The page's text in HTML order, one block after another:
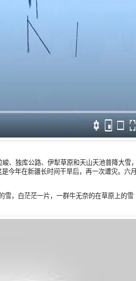
、独库公路、伊犁草原和天山天池普降大雪，
今年在新疆长时间干旱后，再一次遭灾。六月
雪，白茫茫一片，一群牛无奈的在草原上的雪